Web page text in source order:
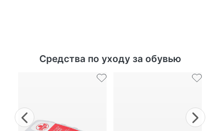
Средства по уходу за обувью
Previous